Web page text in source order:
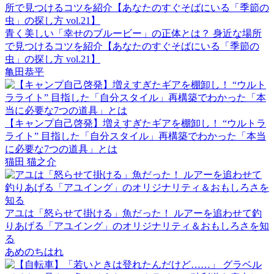
青く美しい「幸せのブルービー」の正体とは？ 身近な場所
で見つけるコツを紹介【あなたのすぐそばにいる「季節の
虫」の探し方 vol.21】
亀田恭平
【キャンプ自己啓発】増えすぎたギアを棚卸し！ “ウルトラ
ライト” 目指した「自分スタイル」再構築でわかった「本当
に必要な7つの道具」とは
猫田 猫之介
アユは「怒らせて掛ける」魚だった！ ルアーを追わせて釣
りあげる「アユイング」のオリジナリティ＆おもしろさを知
る
あめのちはれ